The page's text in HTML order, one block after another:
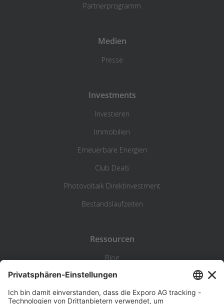
Partnerprogramm
Medien
Presse
Investments
Investieren
Immobilien
Erneuerbare Energien
Club Deals
Photovoltaik Direktinvestment
Bestandslaufzeiten
Ressourcen
Blog
Statistik
Wiki